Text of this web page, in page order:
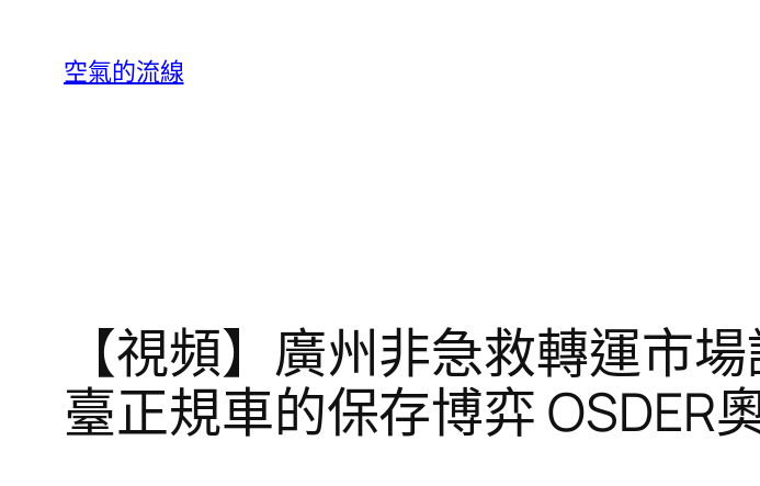
空氣的流線
【視頻】廣州非急救轉運市
臺正規車的保存博弈 OSDER